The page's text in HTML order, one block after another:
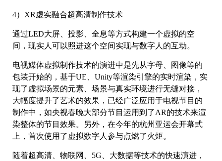
4）XR虚实融合超高清制作技术
通过LED大屏、投影、全息等方式构建一个虚拟的空
间，现实人可以照进这个空间实现与数字人的互动。
电视媒体虚拟制作技术的演进中是先从字母、图像等的
包装开始的，基于UE、Unity等渲染引擎的实时渲染，实
现了虚拟场景的元素、场景与真实环境进行无缝对接，
大幅度提升了艺术的效果，已经广泛应用于电视节目的
制作中，如央视春晚大部分节目运用到了AR的技术来渲
染整体的节目效果。另外，在今年的杭州亚运会开幕式
上，首次使用了虚拟数字人参与点燃了火炬。
随着超高清、物联网、5G、大数据等技术的快速演进，